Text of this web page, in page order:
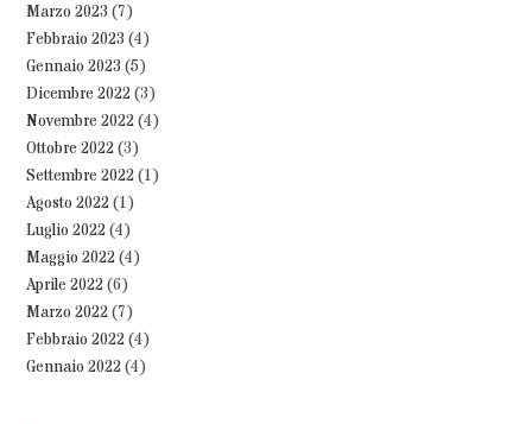
Marzo 2023 (7)
Febbraio 2023 (4)
Gennaio 2023 (5)
Dicembre 2022(3)
Novembre 2022(4)
Ottobre 2022(3)
Settembre 2022(1)
Agosto 2022(1)
Luglio 2022(4)
Maggio 2022(4)
Aprile 2022(6)
Marzo 2022(7)
Febbraio 2022(4)
Gennaio 2022(4)